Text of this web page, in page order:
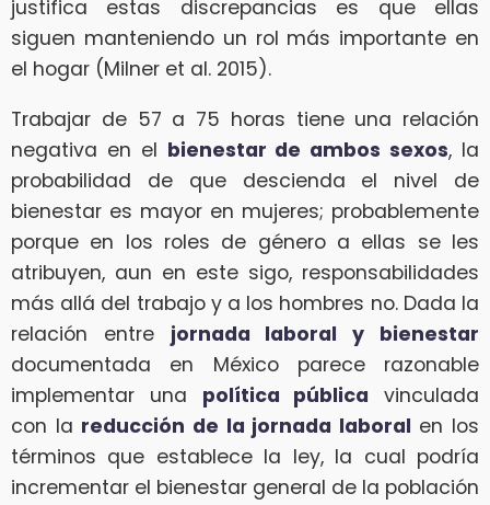
justifica estas discrepancias es que ellas
siguen manteniendo un rol más importante en
el hogar (Milner et al. 2015).
Trabajar de 57 a 75 horas tiene una relación
negativa en el bienestar de ambos sexos, la
probabilidad de que descienda el nivel de
bienestar es mayor en mujeres; probablemente
porque en los roles de género a ellas se les
atribuyen, aun en este sigo, responsabilidades
más allá del trabajo y a los hombres no. Dada la
relación entre jornada laboral y bienestar
documentada en México parece razonable
implementar una política pública vinculada
con la reducción de la jornada laboral en los
términos que establece la ley, la cual podría
incrementar el bienestar general de la población